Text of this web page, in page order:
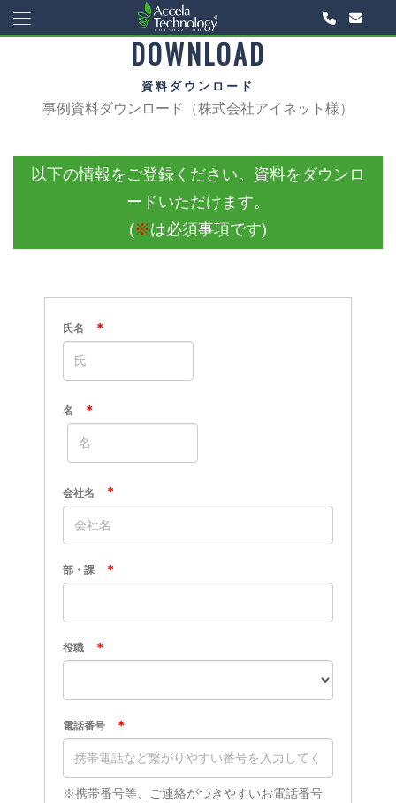
DOWNLOAD
資料ダウンロード
事例資料ダウンロード（株式会社アイネット様）
以下の情報をご登録ください。資料をダウンロ
ードいただけます。
(※は必須事項です)